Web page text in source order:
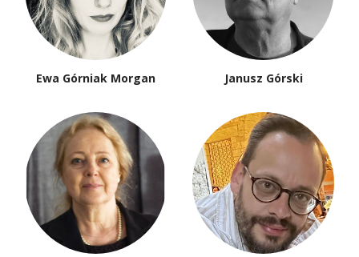
Ewa Górniak Morgan Janusz Górski